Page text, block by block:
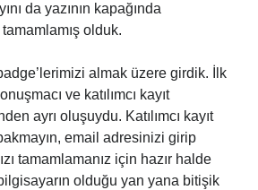
da yazının kapağında
olduk.
almak üzere girdik. İlk
ve katılımcı kayıt
ayrı oluşuydu. Katılımcı kayıt
email adresinizi girip
tamamlamanız için hazır halde
olduğu yan yana bitişik